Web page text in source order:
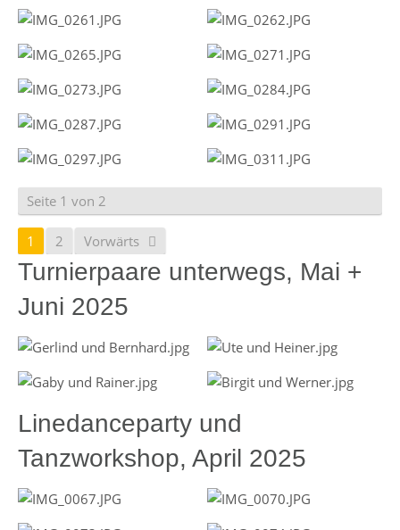
Seite 1 von 2
1 2 Vorwärts
Turnierpaare unterwegs, Mai +
Juni 2025
Linedanceparty und
Tanzworkshop, April 2025